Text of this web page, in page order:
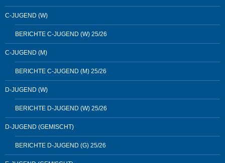
C-JUGEND (W)
BERICHTE C-JUGEND (W) 25/26
C-JUGEND (M)
BERICHTE C-JUGEND (M) 25/26
D-JUGEND (W)
BERICHTE D-JUGEND (W) 25/26
D-JUGEND (GEMISCHT)
BERICHTE D-JUGEND (G) 25/26